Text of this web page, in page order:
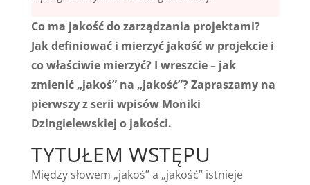
Co ma jakość do zarządzania projektami?
Jak definiować i mierzyć jakość w projekcie i
co właściwie mierzyć? I wreszcie – jak
zmienić „jakoś” na „jakość”? Zapraszamy na
pierwszy z serii wpisów Moniki
Dzingielewskiej o jakości.
TYTUŁEM WSTĘPU
Między słowem „jakoś” a „jakość” istnieje